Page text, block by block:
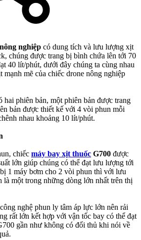
nghiệp có dung tích và lưu lượng xịt
chúng được trang bị bình chứa lên tới 70
40 lít/phút, dưới đây chúng ta cùng nhau
mạnh mẽ của chiếc drone nông nghiệp
hai phiên bản, một phiên bản được trang
bản được thiết kế với 4 vòi phun mỗi
nhau khoảng 10 lít/phút.
chiếc máy bay xịt thuốc G700 được
lớn giúp chúng có thể đạt lưu lượng tới
1 máy bơm cho 2 vòi phun thì với lưu
một trong những dòng lớn nhất trên thị
nghệ phun ly tâm áp lực lớn nên rải
rất lớn kết hợp với vận tốc bay có thể đạt
gần như không có đối thủ khi nói về